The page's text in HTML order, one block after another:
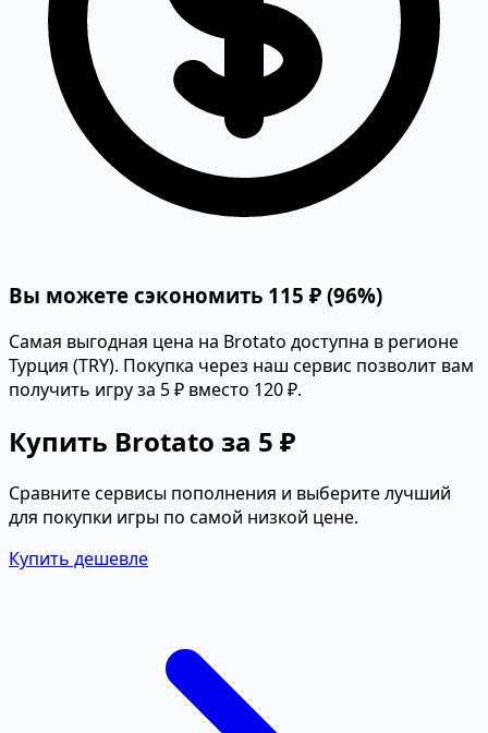
Вы можете сэкономить 115 ₽ (96%)
Самая выгодная цена на Brotato доступна в регионе
Турция (TRY). Покупка через наш сервис позволит вам
получить игру за 5 ₽ вместо 120 ₽.
Купить Brotato за 5 ₽
Сравните сервисы пополнения и выберите лучший
для покупки игры по самой низкой цене.
Купить дешевле